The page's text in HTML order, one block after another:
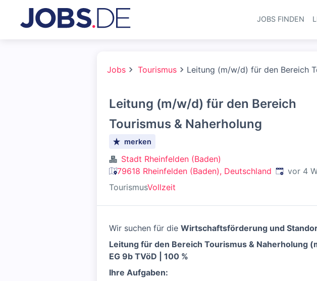
JOBS FINDEN
Jobs Tourismus Leitung (m/w/d) für den Bereich
Leitung (m/w/d) für den Bereich
Tourismus & Naherholung
merken
Stadt Rheinfelden (Baden)
79618 Rheinfelden (Baden), Deutschland
vor 4
TourismusVollzeit
Wir suchen für die Wirtschaftsförderung und
Leitung für den Bereich Tourismus & Naherholung
EG 9b TVöD | 100 %
Ihre Aufgaben: